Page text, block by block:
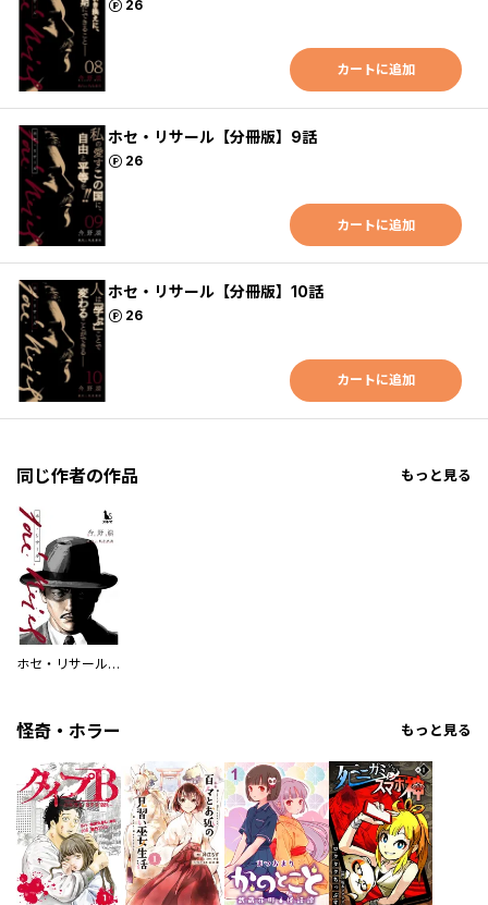
26
ポイント
カートに追加
ホセ・リサール【分冊版】9話
26
ポイント
カートに追加
ホセ・リサール【分冊版】10話
26
ポイント
カートに追加
同じ作者の作品 もっと見る
ホセ・リサール【単行本版】
怪奇・ホラー もっと見る